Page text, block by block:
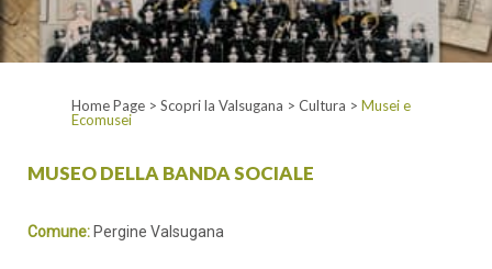
Home Page > Scopri la Valsugana > Cultura > Musei e
Ecomusei
MUSEO DELLA BANDA SOCIALE
Comune: Pergine Valsugana